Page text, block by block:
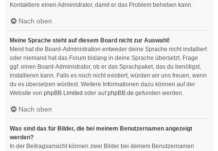
Kontaktiere einen Administrator, damit er das Problem beheben kann.
Nach oben
Meine Sprache steht auf diesem Board nicht zur Auswahl!
Meist hat die Board-Administration entweder deine Sprache nicht installiert
oder niemand hat das Forum bislang in deine Sprache übersetzt. Frage
ggf. einen Board-Administrator, ob er das Sprachpaket, das du benötigst,
installieren kann. Falls es noch nicht existiert, würden wir uns freuen, wenn
du es übersetzen würdest. Weitere Informationen dazu können auf der
Website von phpBB Limited oder aufphpBB.de gefunden werden.
Nach oben
Was sind das für Bilder, die bei meinem Benutzernamen angezeigt
werden?
In der Beitragsansicht können zwei Bilder bei deinem Benutzernamen